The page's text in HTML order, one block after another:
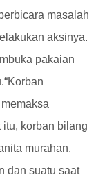
masalah
aksinya.
pakaian
“Korban
korban bilang
murahan.
dan suatu saat